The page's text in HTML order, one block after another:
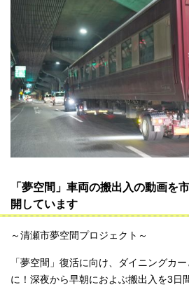
「夢空間」車両の搬出入の動画を
開しています
～清瀬市夢空間プロジェクト～
「夢空間」復活に向け、ダイニングカ
に！深夜から早朝におよぶ搬出入を3日